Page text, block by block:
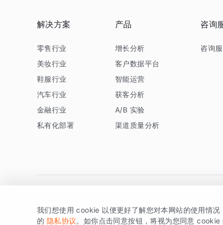
解决方案
零售行业
美妆行业
鞋服行业
汽车行业
金融行业
私有化部署
产品
增长分析
客户数据平台
智能运营
获客分析
A/B 实验
渠道质量分析
咨询
咨询
版权所有 © 北京易数科技有限公司SDK相关说明 京ICP
我们想使用 cookie 以便更好了解您对本网站的使用情
的 隐私协议。如你点击同意按钮，将视为您同意 cookie